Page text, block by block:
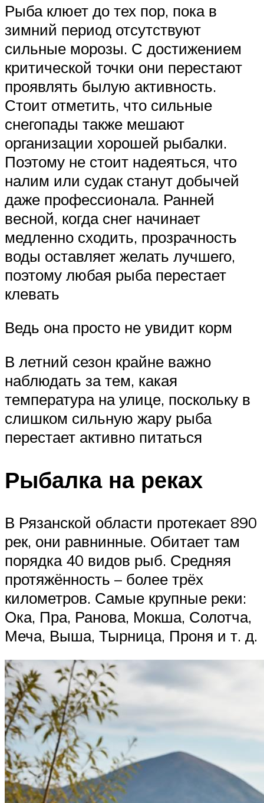
Рыба клюет до тех пор, пока в
зимний период отсутствуют
сильные морозы. С достижением
критической точки они перестают
проявлять былую активность.
Стоит отметить, что сильные
снегопады также мешают
организации хорошей рыбалки.
Поэтому не стоит надеяться, что
налим или судак станут добычей
даже профессионала. Ранней
весной, когда снег начинает
медленно сходить, прозрачность
воды оставляет желать лучшего,
поэтому любая рыба перестает
клевать
Ведь она просто не увидит корм
В летний сезон крайне важно
наблюдать за тем, какая
температура на улице, поскольку в
слишком сильную жару рыба
перестает активно питаться
Рыбалка на реках
В Рязанской области протекает 890
рек, они равнинные. Обитает там
порядка 40 видов рыб. Средняя
протяжённость – более трёх
километров. Самые крупные реки:
Ока, Пра, Ранова, Мокша, Солотча,
Меча, Выша, Тырница, Проня и т. д.